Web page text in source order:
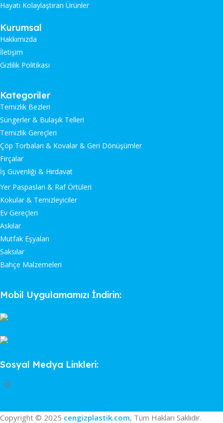
Hayatı Kolaylaştıran Ürünler
Kurumsal
Hakkımızda
İletişim
Gizlilik Politikası
Kategoriler
Temizlik Bezleri
Süngerler & Bulaşık Telleri
Temizlik Gereçleri
Çöp Torbaları & Kovalar & Geri Dönüşümler
Fırçalar
İş Güvenliği & Hırdavat
Yer Paspasları & Raf Örtüleri
Kokular & Temizleyiciler
Ev Gereçleri
Askılar
Mutfak Eşyaları
Saksılar
Bahçe Malzemeleri
Mobil Uygulamamızı İndirin:
Sosyal Medya Linkleri:
Copyright © 2025 cengizplastik.com, Tüm Hakları Saklıdır.